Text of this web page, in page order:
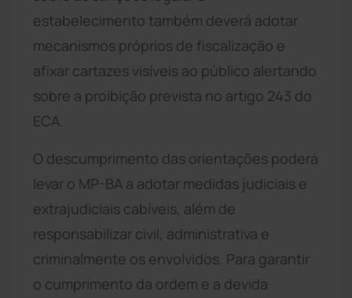
estabelecimento também deverá adotar
mecanismos próprios de fiscalização e
afixar cartazes visíveis ao público alertando
sobre a proibição prevista no artigo 243 do
ECA.
O descumprimento das orientações poderá
levar o MP-BA a adotar medidas judiciais e
extrajudiciais cabíveis, além de
responsabilizar civil, administrativa e
criminalmente os envolvidos. Para garantir
o cumprimento da ordem e a devida